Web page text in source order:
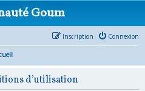
Goum
Connexion
Inscription
d’utilisation